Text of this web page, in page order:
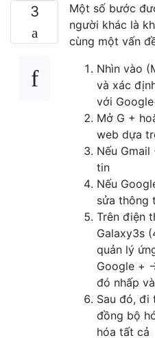
3
Một số bước
người khác là
cùng một vấn
Nhìn vào
và xác
với
Mở G +
web dựa
Nếu
tin
Nếu
sửa thông
Trên điện
Galaxy3s
quản lý
Google +
đó nhấp
Sau đó, đi
đồng bộ
hóa tất cả